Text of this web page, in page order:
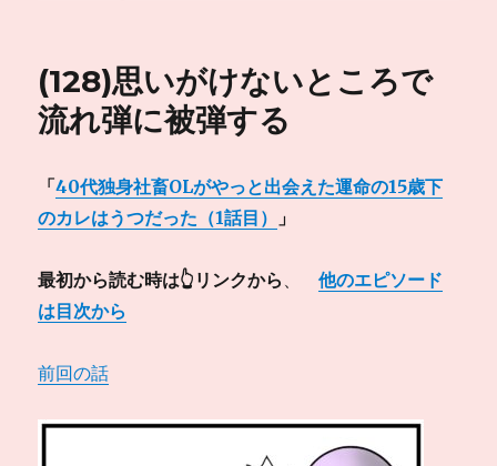
(128)思いがけないところで
流れ弾に被弾する
「40代独身社畜OLがやっと出会えた運命の15歳下
のカレはうつだった（1話目）
」
最初から読む時は👆リンクから 、他のエピソード
は目次から
前回の話